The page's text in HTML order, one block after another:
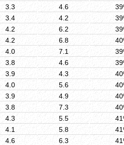
3.3 4.6
3.4 4.2
4.2 6.2
4.2 6.8
4.0 7.1
3.8 4.6
3.9 4.3
4.0 5.6
3.9 4.9
3.8 7.3
4.3 5.5
4.1 5.8
4.6 6.3